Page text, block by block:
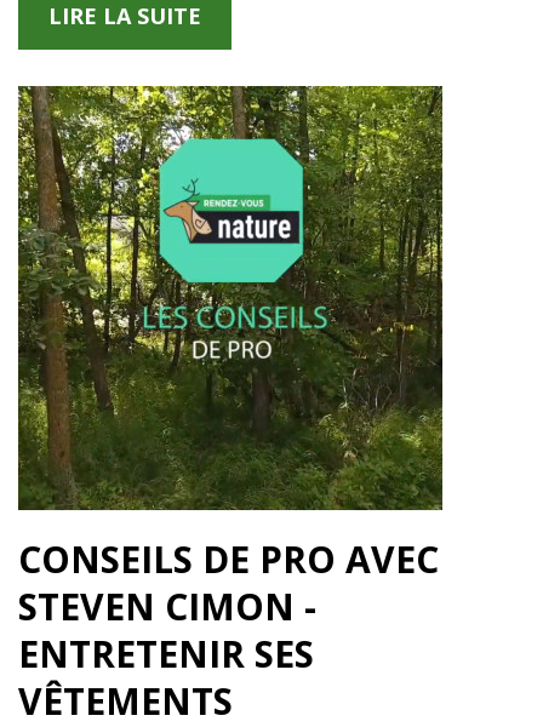
LIRE LA SUITE
CONSEILS DE PRO AVEC
STEVEN CIMON -
ENTRETENIR SES
VÊTEMENTS